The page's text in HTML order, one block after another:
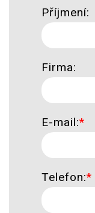
Příjmení:
Firma:
E-mail:*
Telefon:*